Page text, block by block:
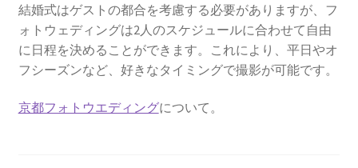
結婚式はゲストの都合を考慮する必要がありますが、フ
ォトウェディングは2人のスケジュールに合わせて自由
に日程を決めることができます。これにより、平日やオ
フシーズンなど、好きなタイミングで撮影が可能です。
京都フォトウエディングについて。